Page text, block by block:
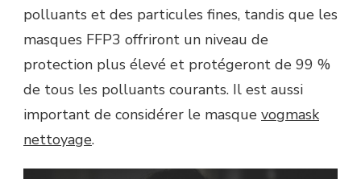
polluants et des particules fines, tandis que les
masques FFP3 offriront un niveau de
protection plus élevé et protégeront de 99 %
de tous les polluants courants. Il est aussi
important de considérer le masque vogmask
nettoyage.